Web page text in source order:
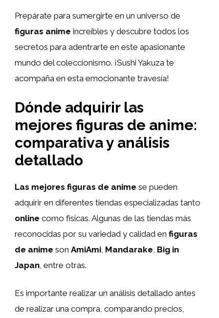
Prepárate para sumergirte en un universo de
figuras anime increíbles y descubre todos los
secretos para adentrarte en este apasionante
mundo del coleccionismo. ¡Sushi Yakuza te
acompaña en esta emocionante travesía!
Dónde adquirir las
mejores figuras de anime:
comparativa y análisis
detallado
Las mejores figuras de anime se pueden
adquirir en diferentes tiendas especializadas tanto
online como físicas. Algunas de las tiendas más
reconocidas por su variedad y calidad en figuras
de anime son AmiAmi Mandarake Big in
Japan , entre otras.
Es importante realizar un análisis detallado antes
de realizar una compra, comparando precios,